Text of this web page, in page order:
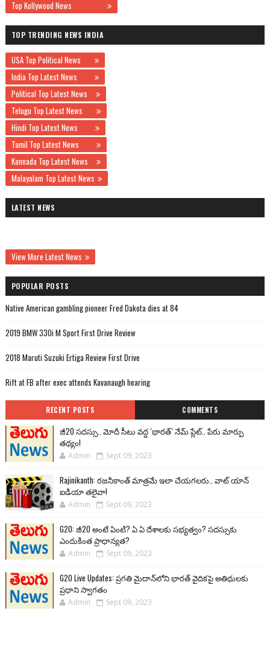
Top Kollywood News
TOP TRENDING NEWS INDIA
USA Top Political News
India Top Latest News
Political Top Latest News
Telugu Top Latest News
Hindi Top Latest News
Tamil Top Latest News
Kannada Top Latest News
Malayalam Top Latest News
LATEST NEWS
View More Latest News
POPULAR POSTS
Native American gambling pioneer Fred Dakota dies at 84
2019 BMW 330i M Sport First Drive Review
2018 Maruti Suzuki Ertiga Review First Drive
Rift at FB after exec attends Kavanaugh hearing
RECENT POSTS COMMENTS
జీ20 సదస్సు.. మోదీ సీటు వద్ద ‘భారత్’ నేమ్ ప్లేట్‌.. పేరు మార్పు
తథ్యం!
Admin Sept 09, 2023
Rajinikanth: రజనీకాంత్ మాత్రమే ఇలా చేయగలరు.. వాట్ యాన్
ఐడియా తలైవా!
Admin Sept 09, 2023
G20: జీ20 అంటే ఏంటి? ఏ ఏ దేశాలకు సభ్యత్వం? సదస్సుకు
ఎందుకింత ప్రాధాన్యత?
Admin Sept 09, 2023
G20 Live Updates: ప్రగతి మైదాన్‌లోని భారత్ వైదికపై అతిథులకు
ప్రధాని స్వాగతం
Admin Sept 09, 2023